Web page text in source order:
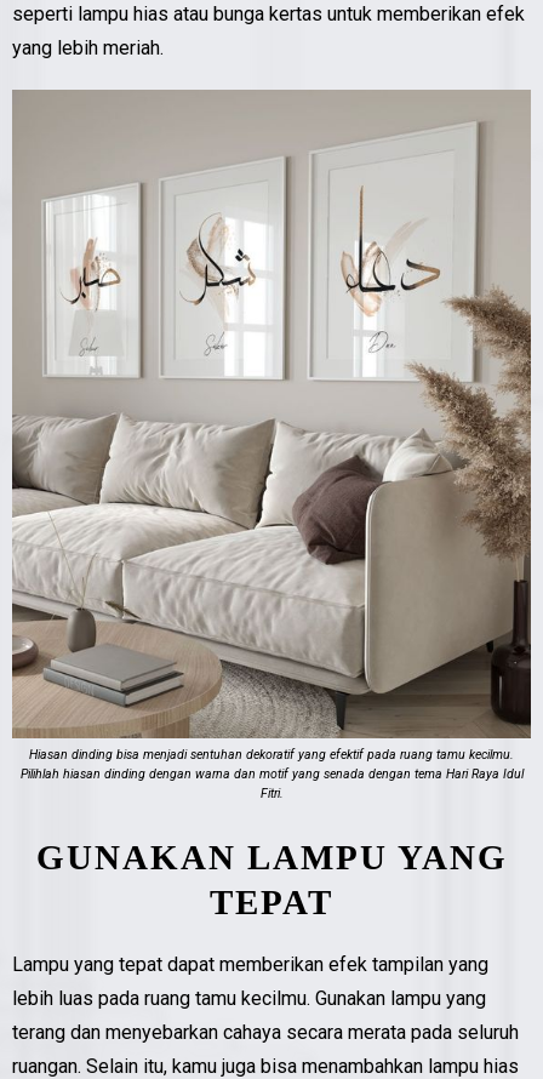
seperti lampu hias atau bunga kertas untuk memberikan efek
yang lebih meriah.
Hiasan dinding bisa menjadi sentuhan dekoratif yang efektif pada ruang tamu kecilmu.
Pilihlah hiasan dinding dengan warna dan motif yang senada dengan tema Hari Raya Idul
Fitri.
GUNAKAN LAMPU YANG
TEPAT
Lampu yang tepat dapat memberikan efek tampilan yang
lebih luas pada ruang tamu kecilmu. Gunakan lampu yang
terang dan menyebarkan cahaya secara merata pada seluruh
ruangan. Selain itu, kamu juga bisa menambahkan lampu hias